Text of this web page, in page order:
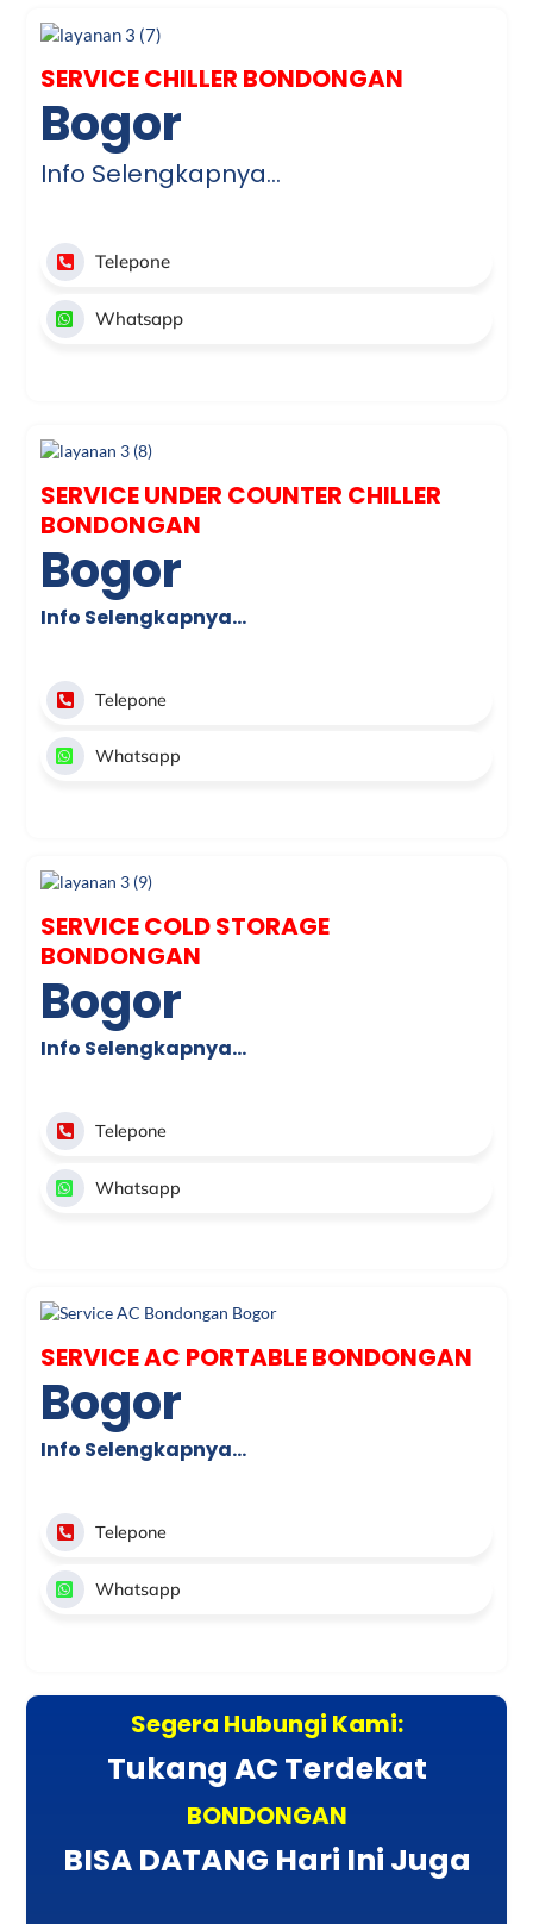
SERVICE CHILLER BONDONGAN
Bogor
Info Selengkapnya…
Telepone
Whatsapp
SERVICE UNDER COUNTER CHILLER
BONDONGAN
Bogor
Info Selengkapnya…
Telepone
Whatsapp
SERVICE COLD STORAGE
BONDONGAN
Bogor
Info Selengkapnya…
Telepone
Whatsapp
SERVICE AC PORTABLE BONDONGAN
Bogor
Info Selengkapnya…
Telepone
Whatsapp
Segera Hubungi Kami:
Tukang AC Terdekat
BONDONGAN
BISA DATANG Hari Ini Juga